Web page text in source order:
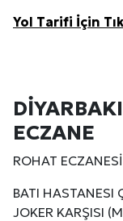
Yol Tarifi İçin
ECZANE
ROHAT
BATI HASTANESI
JOKER KARŞISI